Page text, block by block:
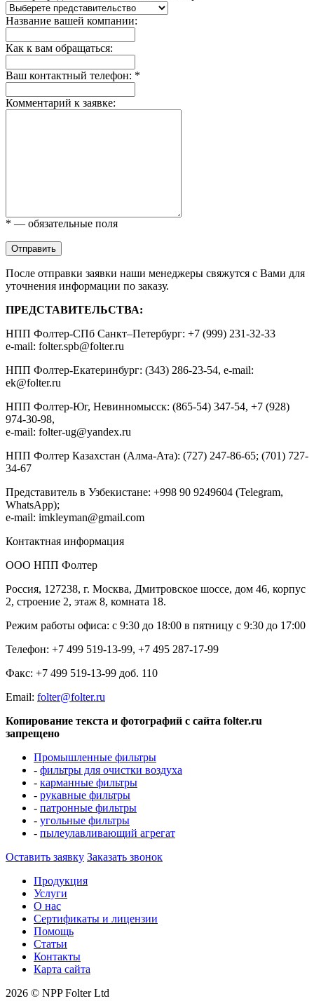
Название вашей компании:
Как к вам обращаться:
Ваш контактный телефон: *
Комментарий к заявке:
* — обязательные поля
Отправить
После отправки заявки наши менеджеры свяжутся с Вами для
уточнения информации по заказу.
ПРЕДСТАВИТЕЛЬСТВА:
НПП Фолтер-СПб Санкт–Петербург: +7 (999) 231-32-33
e-mail: folter.spb@folter.ru
НПП Фолтер-Екатеринбург: (343) 286-23-54, e-mail:
ek@folter.ru
НПП Фолтер-Юг, Невинномысск: (865-54) 347-54, +7 (928)
974-30-98,
e-mail: folter-ug@yandex.ru
НПП Фолтер Казахстан (Алма-Ата): (727) 247-86-65; (701) 727-
34-67
Представитель в Узбекистане: +998 90 9249604 (Telegram,
WhatsApp);
e-mail: imkleyman@gmail.com
Контактная информация
ООО НПП Фолтер
Россия, 127238, г. Москва, Дмитровское шоссе, дом 46, корпус
2, строение 2, этаж 8, комната 18.
Режим работы офиса: с 9:30 до 18:00 в пятницу с 9:30 до 17:00
Телефон: +7 499 519-13-99, +7 495 287-17-99
Факс: +7 499 519-13-99 доб. 110
Еmail: folter@folter.ru
Копирование текста и фотографий с сайта folter.ru
запрещено
Промышленные фильтры
- фильтры для очистки воздуха
- карманные фильтры
- рукавные фильтры
- патронные фильтры
- угольные фильтры
- пылеулавливающий агрегат
Оставить заявку Заказать звонок
Продукция
Услуги
О нас
Сертификаты и лицензии
Помощь
Статьи
Контакты
Карта сайта
2026 © NPP Folter Ltd